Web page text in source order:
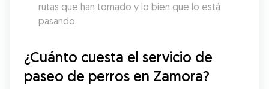
rutas que han tomado y lo bien que lo está
pasando.
¿Cuánto cuesta el servicio de
paseo de perros en Zamora?